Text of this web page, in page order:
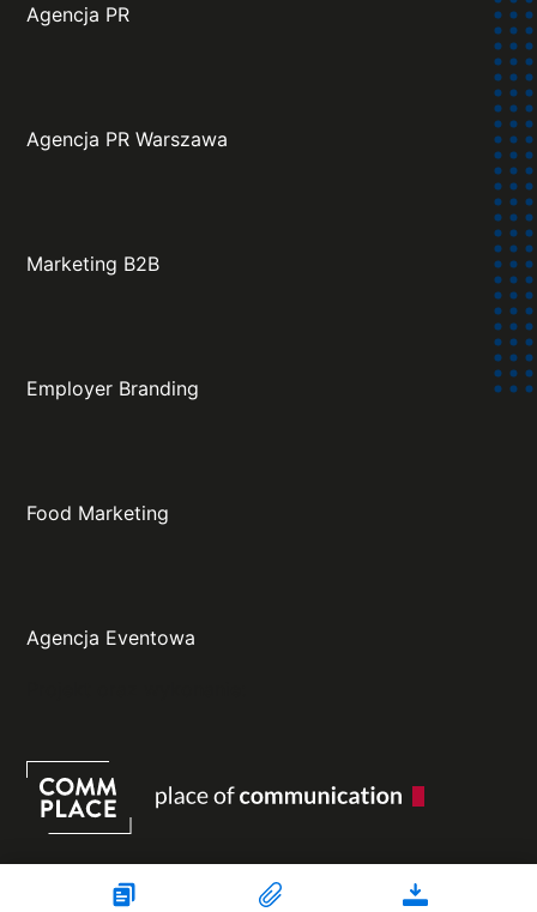
Agencja PR
Agencja PR Warszawa
Marketing B2B
Employer Branding
Food Marketing
Agencja Eventowa